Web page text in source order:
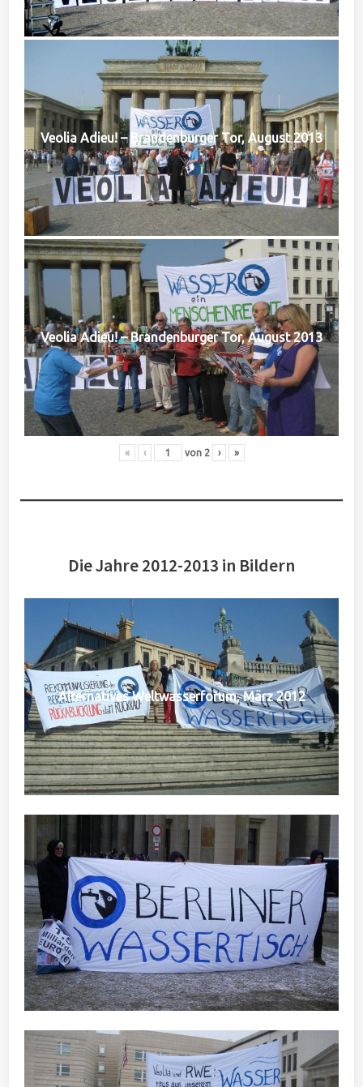
Veolia Adieu! – Brandenburger Tor, August 2013
Veolia Adieu! – Brandenburger Tor, August 2013
« ‹ von 2 › »
Die Jahre 2012-2013 in Bildern
Alternatives Weltwasserforum, März 2012